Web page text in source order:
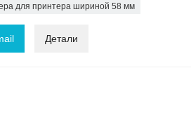
для принтера шириной 58 мм
Детали